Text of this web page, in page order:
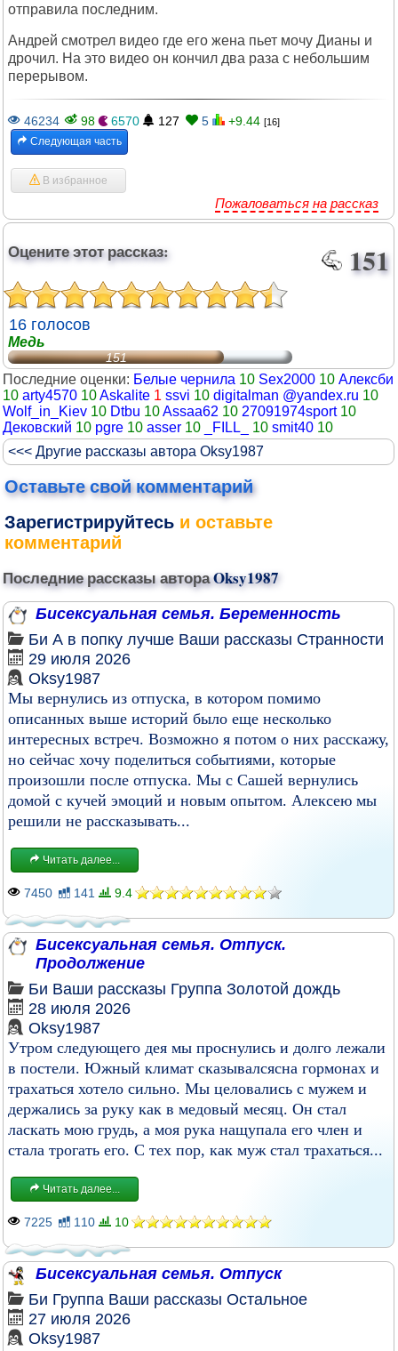
отправила последним.
Андрей смотрел видео где его жена пьет мочу Дианы и
дрочил. На это видео он кончил два раза с небольшим
перерывом.
46234 98 6570 127 5 +9.44 [16]
Следующая часть
В избранное
Пожаловаться на рассказ
Оцените этот рассказ: 151
16 голосов
Медь
151
Последние оценки: Белые чернила 10 Sex2000 10 Алексби
10 arty4570 10Askalite 1 ssvi 10 digitalman @yandex.ru 10
Wolf_in_Kiev 10 Dtbu 10Assaa62 10 27091974sport 10
Дековский 10 pgre 10 asser 10 _FILL_ 10 smit40 10
<<< Другие рассказы автора Oksy1987
Оставьте свой комментарий
Зарегистрируйтесь и оставьте
комментарий
Последние рассказы автораOksy1987
Бисексуальная семья. Беременность
Би А в попку лучше Ваши рассказы Странности
29 июля 2026
Oksy1987
Мы вернулись из отпуска, в котором помимо
описанных выше историй было еще несколько
интересных встреч. Возможно я потом о них расскажу,
но сейчас хочу поделиться событиями, которые
произошли после отпуска. Мы с Сашей вернулись
домой с кучей эмоций и новым опытом. Алексею мы
решили не рассказывать...
Читать далее...
7450 141 9.4
Бисексуальная семья. Отпуск.
Продолжение
Би Ваши рассказы Группа Золотой дождь
28 июля 2026
Oksy1987
Утром следующего дея мы проснулись и долго лежали
в постели. Южный климат сказывалсясна гормонах и
трахаться хотело сильно. Мы целовались с мужем и
держались за руку как в медовый месяц. Он стал
ласкать мою грудь, а моя рука нащупала его член и
стала трогать его. С тех пор, как муж стал трахаться...
Читать далее...
7225 110 10
Бисексуальная семья. Отпуск
Би Группа Ваши рассказы Остальное
27 июля 2026
Oksy1987